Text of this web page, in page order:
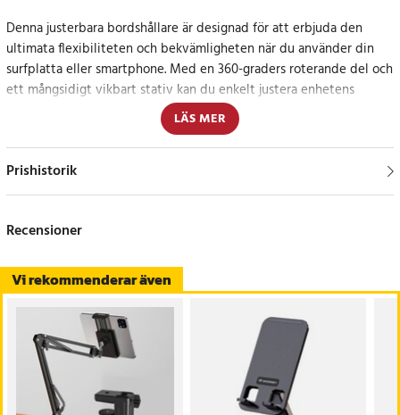
Denna justerbara bordshållare är designad för att erbjuda den
ultimata flexibiliteten och bekvämligheten när du använder din
surfplatta eller smartphone. Med en 360-graders roterande del och
ett mångsidigt vikbart stativ kan du enkelt justera enhetens
position för att passa dina behov. Dess solida armar med dubbla
fjädrar säkerställer hållbarhet och stabil placering av din enhet.
Specifikation
- Material: Metall
surfplattor
fjädrar
- Användning: Mångsidig för säng, skrivbord m.m.
- OBS - endast själva armen medföljer, inte bordsklämma eller
hållare för surfplatta / smartphone
Artikelnummer
LÄS MER
Prishistorik
Vi rekommenderar även
Recensioner